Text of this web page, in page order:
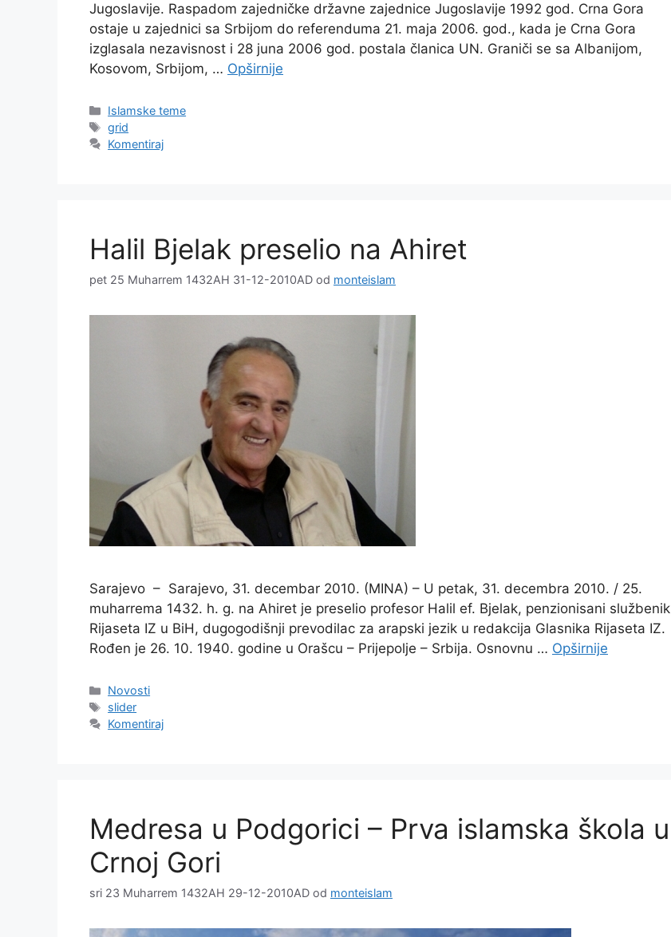
Jugoslavije. Raspadom zajedničke državne zajednice Jugoslavije 1992 god. Crna Gora
ostaje u zajednici sa Srbijom do referenduma 21. maja 2006. god., kada je Crna Gora
izglasala nezavisnost i 28 juna 2006 god. postala članica UN. Graniči se sa Albanijom,
Kosovom, Srbijom, … Opširnije
Kategorije
Islamske teme
Oznake
grid
Komentiraj
Halil Bjelak preselio na Ahiret
pet 25 Muharrem 1432AH 31-12-2010AD od monteislam
Sarajevo – Sarajevo, 31. decembar 2010. (MINA) – U petak, 31. decembra 2010. / 25.
muharrema 1432. h. g. na Ahiret je preselio profesor Halil ef. Bjelak, penzionisani službenik
Rijaseta IZ u BiH, dugogodišnji prevodilac za arapski jezik u redakcija Glasnika Rijaseta IZ.
Rođen je 26. 10. 1940. godine u Orašcu – Prijepolje – Srbija. Osnovnu … Opširnije
Kategorije
Novosti
Oznake
slider
Komentiraj
Medresa u Podgorici – Prva islamska škola u
Crnoj Gori
sri 23 Muharrem 1432AH 29-12-2010AD od monteislam